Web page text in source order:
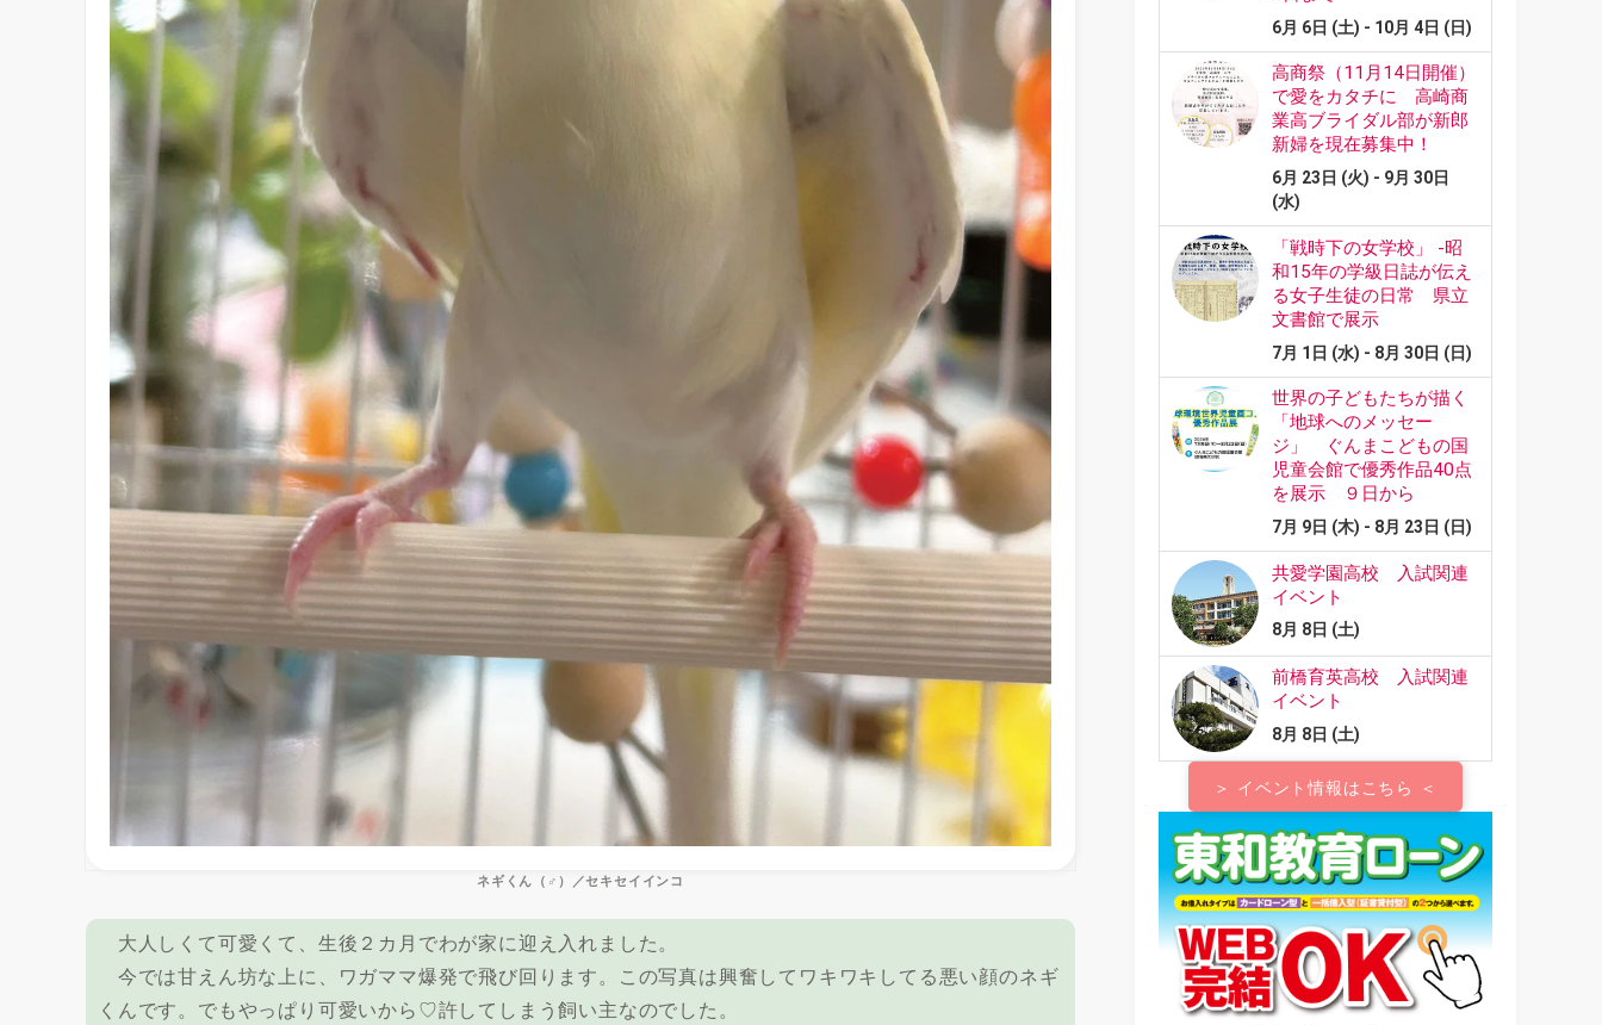
ネギくん（♂）／セキセイインコ
大人しくて可愛くて、生後２カ月でわが家に迎え入れました。
今では甘えん坊な上に、ワガママ爆発で飛び回ります。この写真は興奮してワキワキしてる悪い顔のネギ
くんです。でもやっぱり可愛いから♡許してしまう飼い主なのでした。
＞ イベント情報はこちら ＜